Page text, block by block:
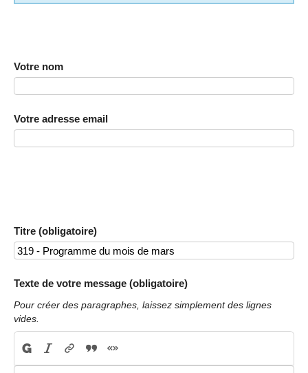
Votre nom
Votre adresse email
Titre (obligatoire)
Texte de votre message (obligatoire)
Pour créer des paragraphes, laissez simplement des lignes
vides.